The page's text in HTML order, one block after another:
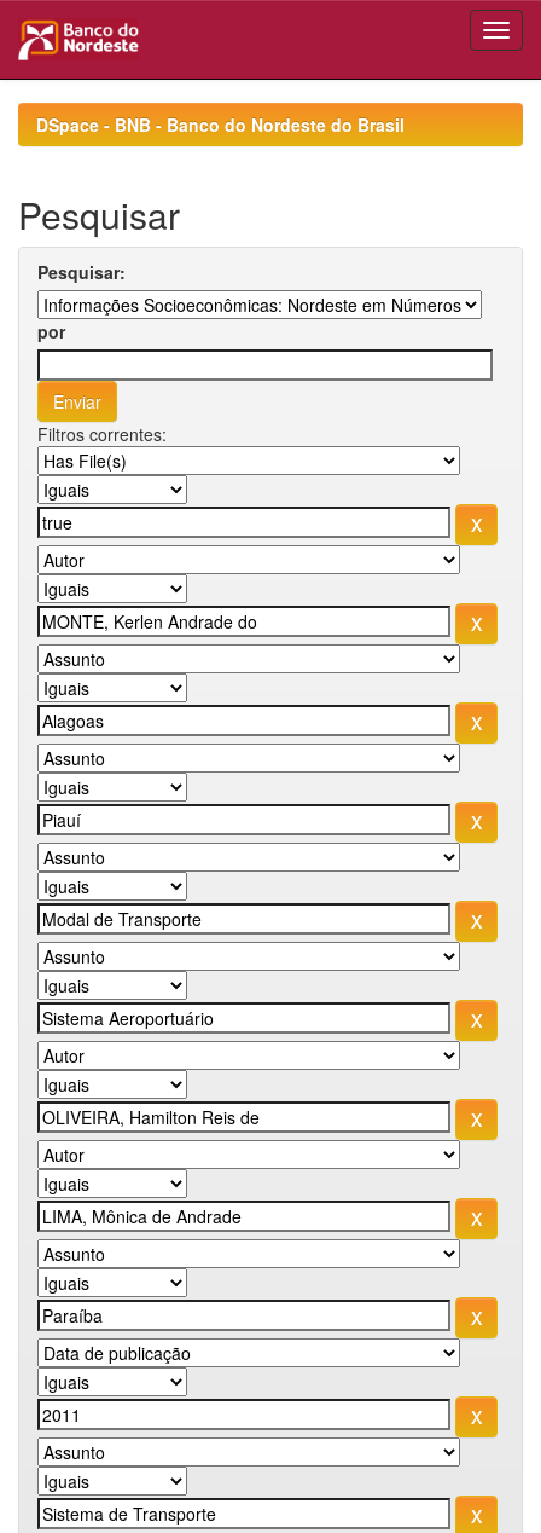
navigationDSpace - BNB - Banco do Nordeste do Brasil
Pesquisar
Pesquisar:
por
Filtros correntes: